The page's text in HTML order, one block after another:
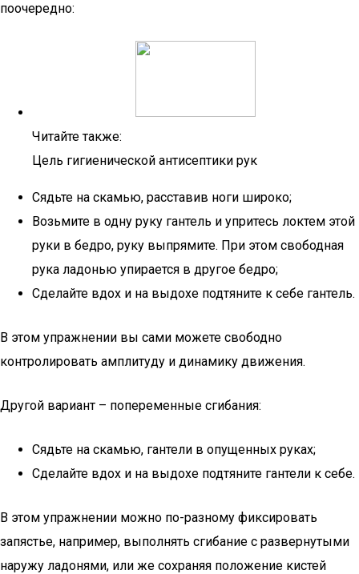
поочередно:
Читайте также:
Цель гигиенической антисептики рук
Сядьте на скамью, расставив ноги широко;
Возьмите в одну руку гантель и упритесь локтем этой
руки в бедро, руку выпрямите. При этом свободная
рука ладонью упирается в другое бедро;
Сделайте вдох и на выдохе подтяните к себе гантель.
В этом упражнении вы сами можете свободно
контролировать амплитуду и динамику движения.
Другой вариант – попеременные сгибания:
Сядьте на скамью, гантели в опущенных руках;
Сделайте вдох и на выдохе подтяните гантели к себе.
В этом упражнении можно по-разному фиксировать
запястье, например, выполнять сгибание с развернутыми
наружу ладонями, или же сохраняя положение кистей